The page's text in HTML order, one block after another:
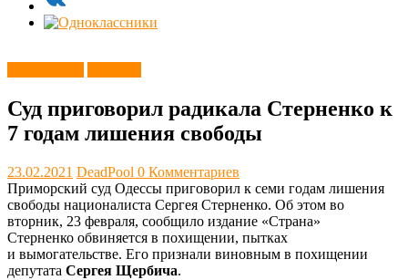
Суд приговорил радикала Стерненко к
7 годам лишения свободы
23.02.2021 DeadPool 0 Комментариев
Приморский суд Одессы приговорил к семи годам лишения
свободы националиста Сергея Стерненко. Об этом во
вторник, 23 февраля, сообщило издание «Страна»
Стерненко обвиняется в похищении, пытках
и вымогательстве. Его признали виновным в похищении
депутата Сергея Щербича.